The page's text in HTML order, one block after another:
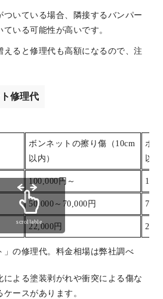
ついている場合、隣接するバンパー
いる可能性が高いです。
ると修理代も高額になるので、注
修理代
ボンネットの擦り傷（10cm
以内）
ボ
以
100,000円～
50,000～70,000円
22,000円
の修理代。料金相場は弊社調べ
scrollable
よる塗装剥がれや衝突による傷な
ースがあります。